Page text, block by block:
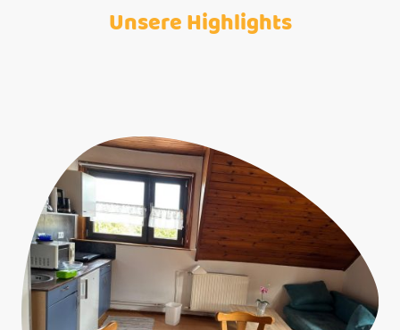
Unsere Highlights